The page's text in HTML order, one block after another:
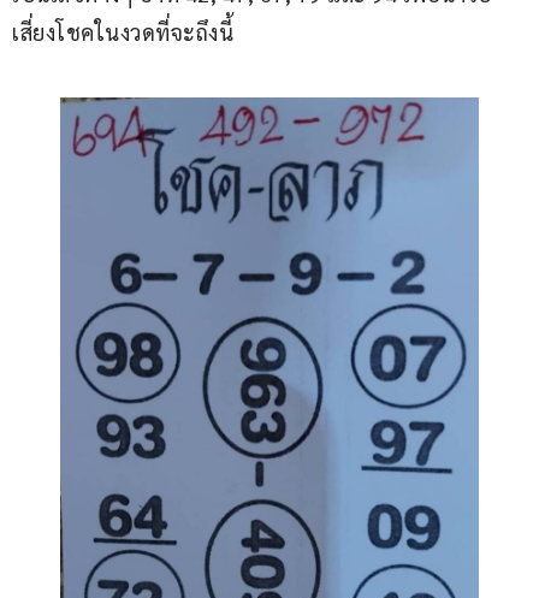
เสี่ยงโชคในงวดที่จะถึงนี้